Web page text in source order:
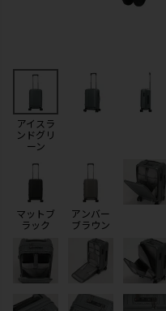
アイスラ
ンドグリ
ーン
マットブ
ラック
アンバー
ブラウン